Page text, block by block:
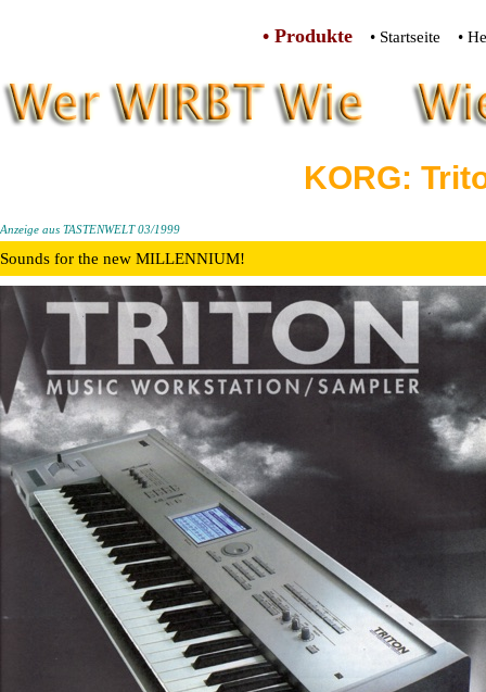
• Produkte • Startseite •
KORG:
Anzeige aus TASTENWELT 03/1999
Sounds for the new MILLENNIUM!